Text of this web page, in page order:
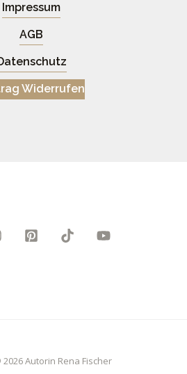
Impressum
AGB
Widerrufen
Autorin Rena Fischer